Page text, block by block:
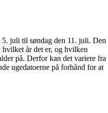
juli til søndag den 11. juli. Den
år det er, og hvilken
på. Derfor kan det variere fra
ugedatoerne på forhånd for at